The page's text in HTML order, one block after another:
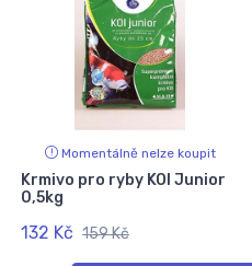
Momentálně nelze koupit
Krmivo pro ryby KOI Junior
0,5kg
132 Kč 159 Kč